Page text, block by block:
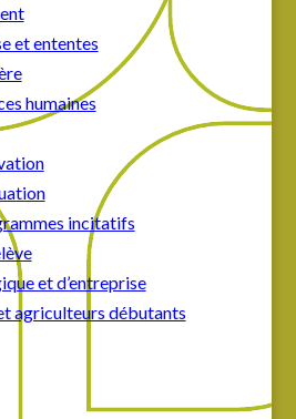
et ententes
humaines
incitatifs
et d’entreprise
agriculteurs débutants